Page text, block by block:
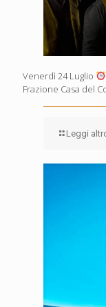
Venerdì 24 Luglio
Frazione Casa del
Leggi